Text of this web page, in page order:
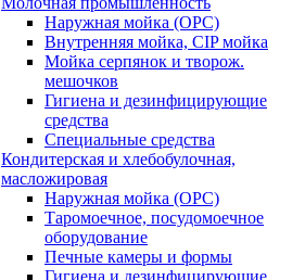
Наружная мойка (ОРС)
Внутренняя мойка, CIP мойка
Мойка серпянок и творож.
мешочков
Гигиена и дезинфицирующие
средства
Специальные средства
Кондитерская и хлебобулочная,
масложировая
Наружная мойка (ОРС)
Таромоечное, посудомоечное
оборудование
Печные камеры и формы
Гигиена и дезинфицирующие